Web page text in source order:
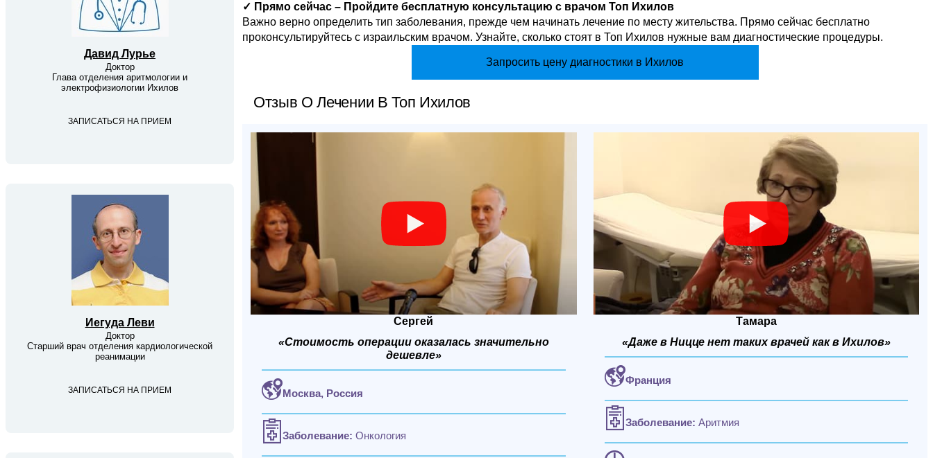
Давид Лурье
Доктор
Глава отделения аритмологии и
электрофизиологии Ихилов
ЗАПИСАТЬСЯ НА ПРИЕМ
Иегуда Леви
Доктор
Старший врач отделения кардиологической
реанимации
ЗАПИСАТЬСЯ НА ПРИЕМ
✓ Прямо сейчас – Пройдите бесплатную консультацию с врачом Топ Ихилов
Важно верно определить тип заболевания, прежде чем начинать лечение по месту жительства. Прямо сейчас бесплатно
проконсультируйтесь с израильским врачом. Узнайте, сколько стоят в Топ Ихилов нужные вам диагностические процедуры.
Запросить цену диагностики в Ихилов
Отзыв О Лечении В Топ Ихилов
Сергей
«Стоимость операции оказалась значительно
дешевле»
Москва, Россия
Заболевание: Онкология
Тамара
«Даже в Ницце нет таких врачей как в Ихилов»
Франция
Заболевание: Аритмия